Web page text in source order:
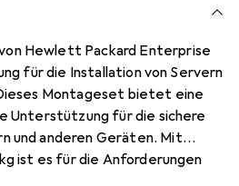
Hewlett Packard Enterprise
für die Installation von Servern
Montageset bietet eine
Unterstützung für die sichere
und anderen Geräten. Mit
ist es für die Anforderungen